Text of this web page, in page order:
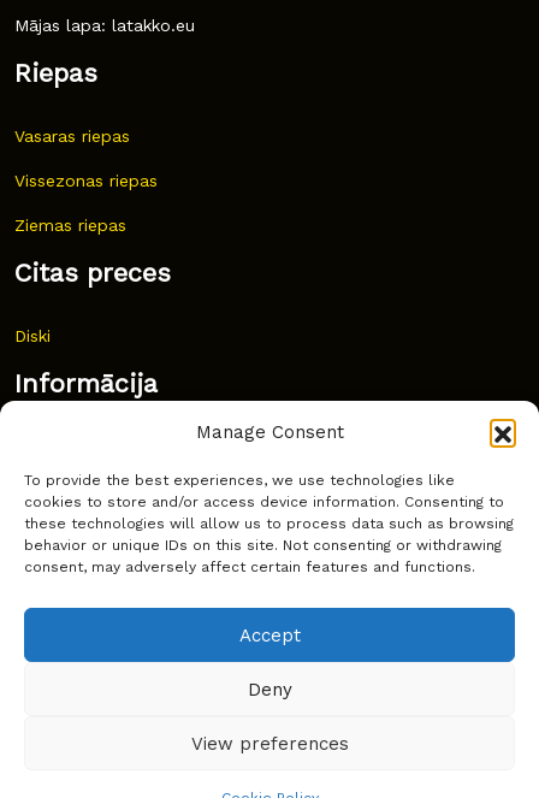
Manage Consent
To provide the best experiences, we use technologies like
cookies to store and/or access device information. Consenting to
these technologies will allow us to process data such as browsing
behavior or unique IDs on this site. Not consenting or withdrawing
consent, may adversely affect certain features and functions.
Accept
Deny
View preferences
Mājas lapa: latakko.eu
Riepas
Vasaras riepas
Vissezonas riepas
Ziemas riepas
Citas preces
Diski
Informācija
Bieži uzdoti jautājumi
Kur pirkt?
Sīkdatņu politika
Copyright © Latakko 2024